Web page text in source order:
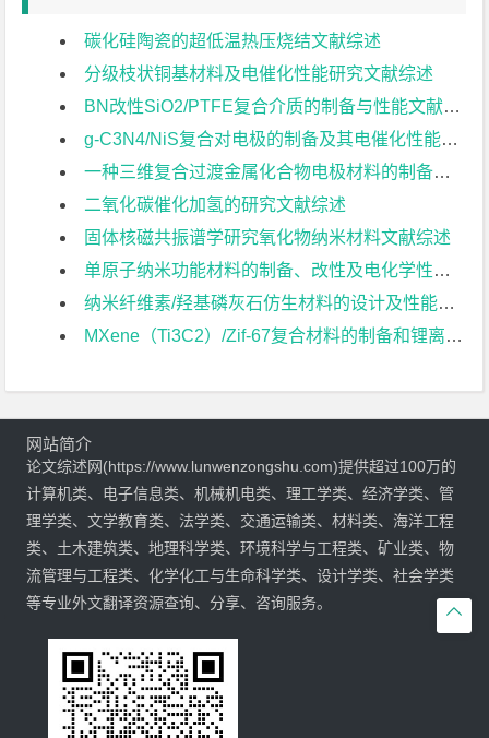
碳化硅陶瓷的超低温热压烧结文献综述
分级枝状铜基材料及电催化性能研究文献综述
BN改性SiO2/PTFE复合介质的制备与性能文献综述
g-C3N4/NiS复合对电极的制备及其电催化性能研究文献综述
一种三维复合过渡金属化合物电极材料的制备与电化学性能研究文献综述
二氧化碳催化加氢的研究文献综述
固体核磁共振谱学研究氧化物纳米材料文献综述
单原子纳米功能材料的制备、改性及电化学性能研究文献综述
纳米纤维素/羟基磷灰石仿生材料的设计及性能研究文献综述
MXene（Ti3C2）/Zif-67复合材料的制备和锂离子电池性能研究文献综述

网站简介
论文综述网(https://www.lunwenzongshu.com)提供超过100万的
计算机类、电子信息类、机械机电类、理工学类、经济学类、管
理学类、文学教育类、法学类、交通运输类、材料类、海洋工程
类、土木建筑类、地理科学类、环境科学与工程类、矿业类、物
流管理与工程类、化学化工与生命科学类、设计学类、社会学类
等专业外文翻译资源查询、分享、咨询服务。